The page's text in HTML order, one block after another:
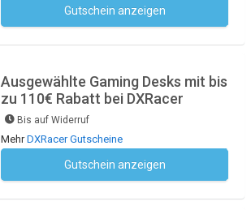
Gutschein anzeigen
Ausgewählte Gaming Desks mit bis
zu 110€ Rabatt bei DXRacer
Bis auf Widerruf
MehrDXRacer Gutscheine
Gutschein anzeigen